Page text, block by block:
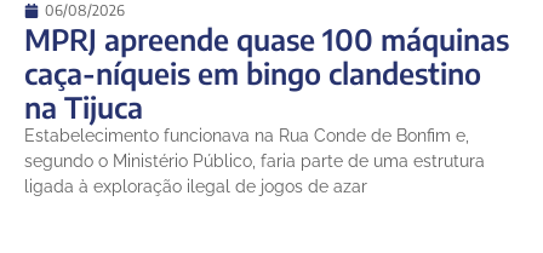
06/08/2026
MPRJ apreende quase 100 máquinas
caça-níqueis em bingo clandestino
na Tijuca
Estabelecimento funcionava na Rua Conde de Bonfim e,
segundo o Ministério Público, faria parte de uma estrutura
ligada à exploração ilegal de jogos de azar